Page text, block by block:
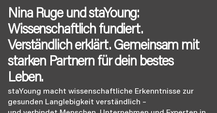
Nina Ruge und staYoung:
Wissenschaftlich fundiert.
Verständlich erklärt. Gemeinsam mit
starken Partnern für dein bestes
Leben.
staYoung macht wissenschaftliche Erkenntnisse zur
gesunden Langlebigkeit verständlich –